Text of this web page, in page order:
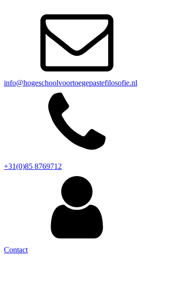
info@hogeschoolvoortoegepastefilosofie.nl
+31(0)85 8769712
Contact